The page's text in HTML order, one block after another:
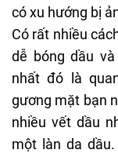
có xu hướng bị
Có rất nhiều
dễ bóng dầu
nhất đó là
gương mặt bạn
nhiều vết dầu
một làn da